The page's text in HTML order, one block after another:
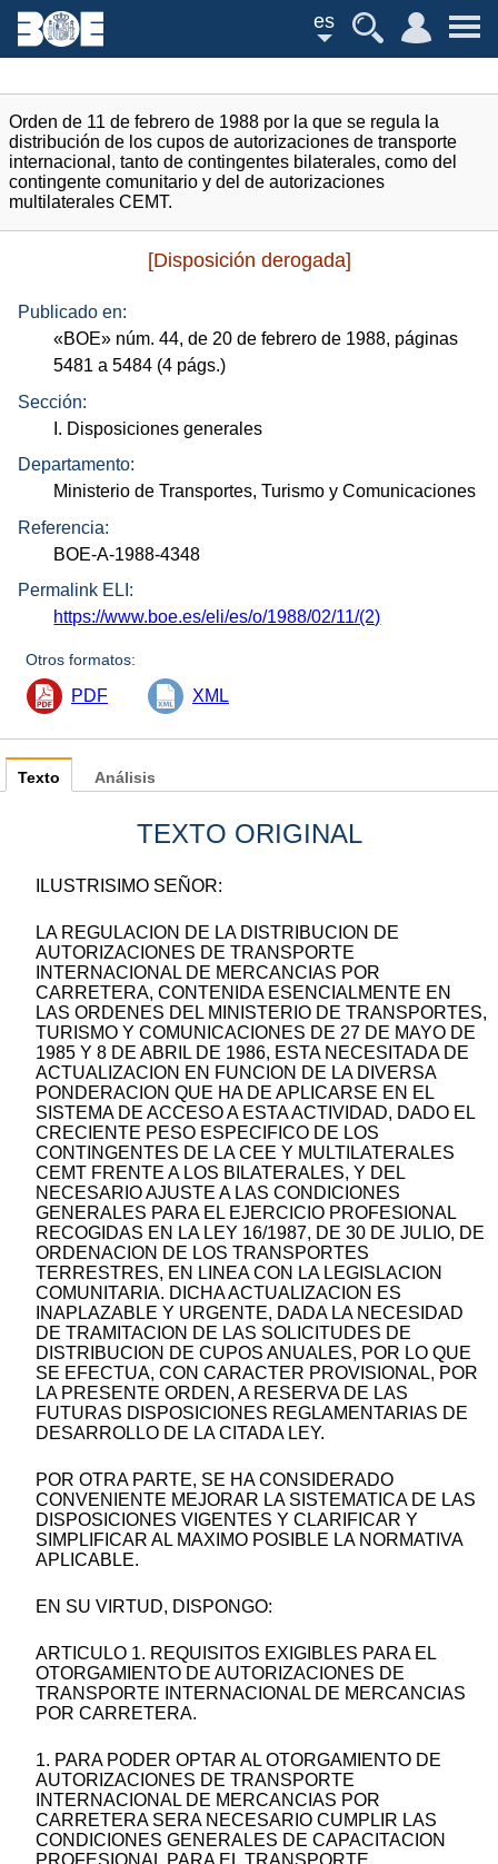
es
Orden de 11 de febrero de 1988 por la que se regula la
distribución de los cupos de autorizaciones de transporte
internacional, tanto de contingentes bilaterales, como del
contingente comunitario y del de autorizaciones
multilaterales CEMT.
[Disposición derogada]
Publicado en:
«BOE» núm. 44, de 20 de febrero de 1988, páginas
5481 a 5484 (4 págs.)
Sección:
I. Disposiciones generales
Departamento:
Ministerio de Transportes, Turismo y Comunicaciones
Referencia:
BOE-A-1988-4348
Permalink ELI:
https://www.boe.es/eli/es/o/1988/02/11/(2)
Otros formatos:
PDF XML
Texto
TEXTO ORIGINAL
ILUSTRISIMO SEÑOR:
LA REGULACION DE LA DISTRIBUCION DE
AUTORIZACIONES DE TRANSPORTE
INTERNACIONAL DE MERCANCIAS POR
CARRETERA, CONTENIDA ESENCIALMENTE EN
LAS ORDENES DEL MINISTERIO DE TRANSPORTES,
TURISMO Y COMUNICACIONES DE 27 DE MAYO DE
1985 Y 8 DE ABRIL DE 1986, ESTA NECESITADA DE
ACTUALIZACION EN FUNCION DE LA DIVERSA
PONDERACION QUE HA DE APLICARSE EN EL
SISTEMA DE ACCESO A ESTA ACTIVIDAD, DADO EL
CRECIENTE PESO ESPECIFICO DE LOS
CONTINGENTES DE LA CEE Y MULTILATERALES
CEMT FRENTE A LOS BILATERALES, Y DEL
NECESARIO AJUSTE A LAS CONDICIONES
GENERALES PARA EL EJERCICIO PROFESIONAL
RECOGIDAS EN LA LEY 16/1987, DE 30 DE JULIO, DE
ORDENACION DE LOS TRANSPORTES
TERRESTRES, EN LINEA CON LA LEGISLACION
COMUNITARIA. DICHA ACTUALIZACION ES
INAPLAZABLE Y URGENTE, DADA LA NECESIDAD
DE TRAMITACION DE LAS SOLICITUDES DE
DISTRIBUCION DE CUPOS ANUALES, POR LO QUE
SE EFECTUA, CON CARACTER PROVISIONAL, POR
LA PRESENTE ORDEN, A RESERVA DE LAS
FUTURAS DISPOSICIONES REGLAMENTARIAS DE
DESARROLLO DE LA CITADA LEY.
POR OTRA PARTE, SE HA CONSIDERADO
CONVENIENTE MEJORAR LA SISTEMATICA DE LAS
DISPOSICIONES VIGENTES Y CLARIFICAR Y
SIMPLIFICAR AL MAXIMO POSIBLE LA NORMATIVA
APLICABLE.
EN SU VIRTUD, DISPONGO:
ARTICULO 1. REQUISITOS EXIGIBLES PARA EL
OTORGAMIENTO DE AUTORIZACIONES DE
TRANSPORTE INTERNACIONAL DE MERCANCIAS
POR CARRETERA.
1. PARA PODER OPTAR AL OTORGAMIENTO DE
AUTORIZACIONES DE TRANSPORTE
INTERNACIONAL DE MERCANCIAS POR
CARRETERA SERA NECESARIO CUMPLIR LAS
CONDICIONES GENERALES DE CAPACITACION
Análisis